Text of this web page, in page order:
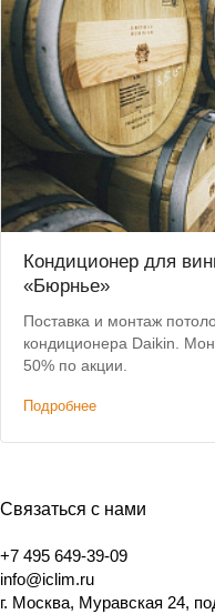
Кондиционер для
«Бюрнье»
Поставка и монтаж
кондиционера Daikin.
50% по акции.
Подробнее
Связаться с нами
+7 495 649-39-09
info@iclim.ru
г. Москва, Муравская 24,